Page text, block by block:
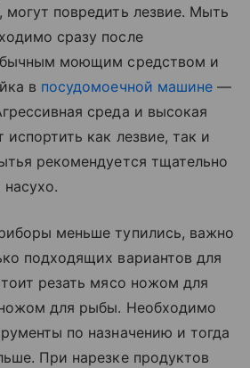
повредить лезвие. Мыть
сразу после
моющим средством и
в посудомоечной машине —
среда и высокая
испортить как лезвие, так и
рекомендуется тщательно
меньше тупились, важно
подходящих вариантов для
резать мясо ножом для
для рыбы. Необходимо
по назначению и тогда
При нарезке продуктов